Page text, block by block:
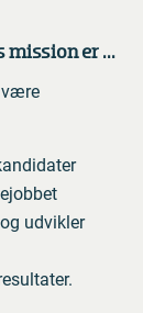
er ...
være
udvikler